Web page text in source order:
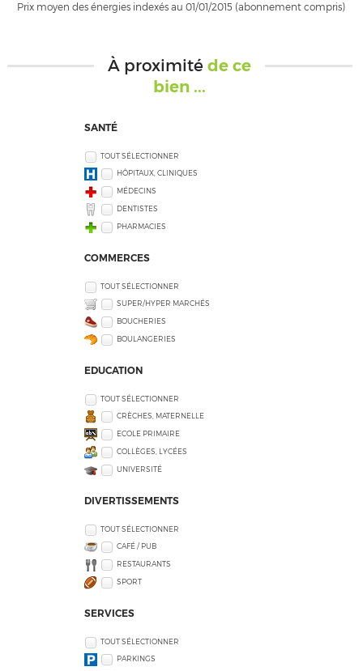
Prix moyen des énergies indexés au 01/01/2015 (abonnement compris)
À proximitéde ce
bien ...
SANTÉ
TOUT SÉLECTIONNER
HÔPITAUX, CLINIQUES
MÉDECINS
DENTISTES
PHARMACIES
COMMERCES
TOUT SÉLECTIONNER
SUPER/HYPER MARCHÉS
BOUCHERIES
BOULANGERIES
EDUCATION
TOUT SÉLECTIONNER
CRÈCHES, MATERNELLE
ECOLE PRIMAIRE
COLLÈGES, LYCÉES
UNIVERSITÉ
DIVERTISSEMENTS
TOUT SÉLECTIONNER
CAFÉ / PUB
RESTAURANTS
SPORT
SERVICES
TOUT SÉLECTIONNER
PARKINGS